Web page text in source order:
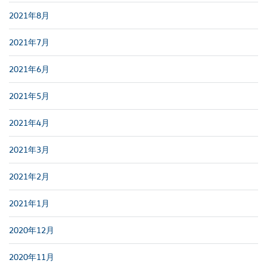
2021年8月
2021年7月
2021年6月
2021年5月
2021年4月
2021年3月
2021年2月
2021年1月
2020年12月
2020年11月